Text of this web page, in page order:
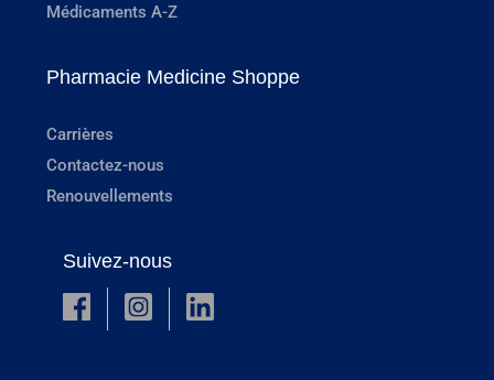
Médicaments A-Z
Pharmacie Medicine Shoppe
Carrières
Contactez-nous
Renouvellements
Suivez-nous